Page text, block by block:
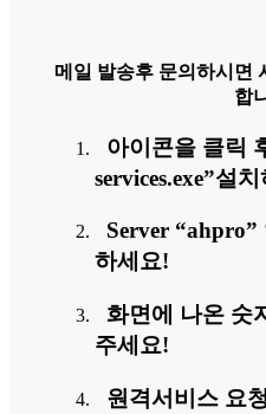
메일 발송후 문의하시면
합
아이콘을 클릭
services.exe”설
Server
하세요!
화면에 나온 숫
주세요!
원격서비스 요